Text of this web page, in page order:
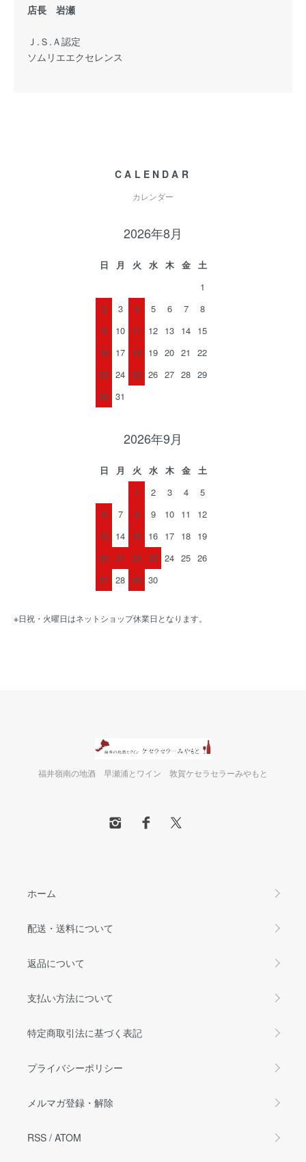
店長 岩瀬
Ｊ.Ｓ.Ａ認定
ソムリエエクセレンス
CALENDAR
カレンダー
2026年8月
日 月 火 水 木 金
土
1
2
3 4 5 6 7
8
9
10 11 12 13 14 15
16 17 18 19 20 21
22
23 24 25 26 27 28 29
30 31
2026年9月
日 月 火 水 木 金
土
1
2 3 4
5
6
7 8 9 10 11
12
13 14 15 16 17 18 19
20 21 22 23 24 25 26
27 28 29 30
※日祝・火曜日はネットショップ休業日となります。
福井嶺南の地酒 早瀬浦とワイン 敦賀ケセラセラーみやもと
ホーム
配送・送料について
返品について
支払い方法について
特定商取引法に基づく表記
プライバシーポリシー
メルマガ登録・解除
RSS / ATOM